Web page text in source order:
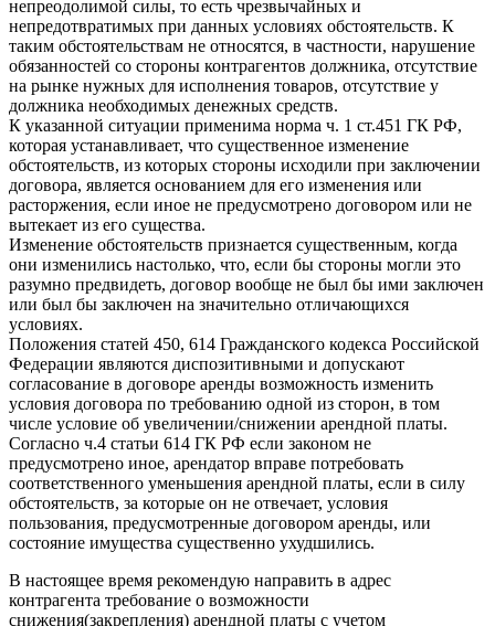
непреодолимой силы, то есть чрезвычайных и
непредотвратимых при данных условиях обстоятельств. К
таким обстоятельствам не относятся, в частности, нарушение
обязанностей со стороны контрагентов должника, отсутствие
на рынке нужных для исполнения товаров, отсутствие у
должника необходимых денежных средств.
К указанной ситуации применима норма ч. 1 ст.451 ГК РФ,
которая устанавливает, что существенное изменение
обстоятельств, из которых стороны исходили при заключении
договора, является основанием для его изменения или
расторжения, если иное не предусмотрено договором или не
вытекает из его существа.
Изменение обстоятельств признается существенным, когда
они изменились настолько, что, если бы стороны могли это
разумно предвидеть, договор вообще не был бы ими заключен
или был бы заключен на значительно отличающихся
условиях.
Положения статей 450, 614 Гражданского кодекса Российской
Федерации являются диспозитивными и допускают
согласование в договоре аренды возможность изменить
условия договора по требованию одной из сторон, в том
числе условие об увеличении/снижении арендной платы.
Согласно ч.4 статьи 614 ГК РФ если законом не
предусмотрено иное, арендатор вправе потребовать
соответственного уменьшения арендной платы, если в силу
обстоятельств, за которые он не отвечает, условия
пользования, предусмотренные договором аренды, или
состояние имущества существенно ухудшились.
В настоящее время рекомендую направить в адрес
контрагента требование о возможности
снижения(закрепления) арендной платы с учетом